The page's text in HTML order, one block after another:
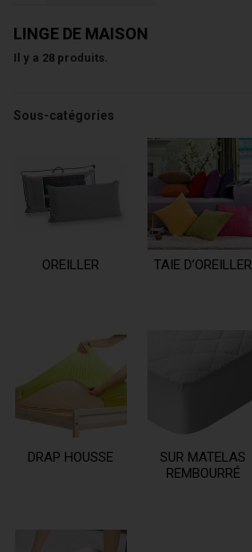
LINGE DE MAISON
Il y a 28 produits.
Sous-catégories
OREILLER TAIE D’OREILLER
DRAP HOUSSE
SUR MATELAS
REMBOURRÉ